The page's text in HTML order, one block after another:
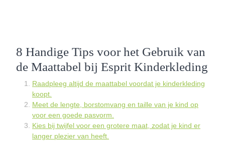
8 Handige Tips voor het Gebruik van
de Maattabel bij Esprit Kinderkleding
Raadpleeg altijd de maattabel voordat je kinderkleding
koopt.
Meet de lengte, borstomvang en taille van je kind op
voor een goede pasvorm.
Kies bij twijfel voor een grotere maat, zodat je kind er
langer plezier van heeft.